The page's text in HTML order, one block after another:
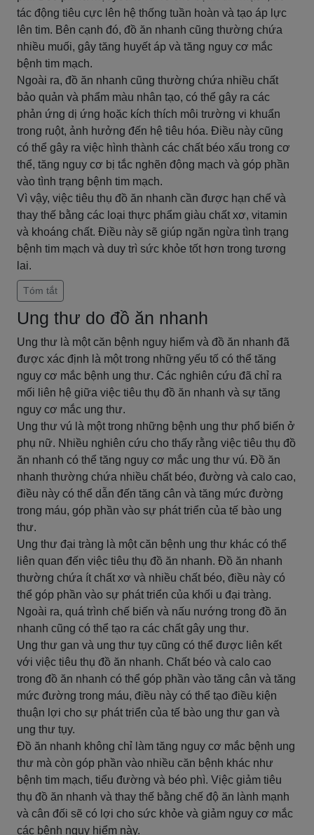
tác động tiêu cực lên hệ thống tuần hoàn và tạo áp lực
lên tim. Bên cạnh đó, đồ ăn nhanh cũng thường chứa
nhiều muối, gây tăng huyết áp và tăng nguy cơ mắc
bệnh tim mạch.
Ngoài ra, đồ ăn nhanh cũng thường chứa nhiều chất
bảo quản và phẩm màu nhân tạo, có thể gây ra các
phản ứng dị ứng hoặc kích thích môi trường vi khuẩn
trong ruột, ảnh hưởng đến hệ tiêu hóa. Điều này cũng
có thể gây ra việc hình thành các chất béo xấu trong cơ
thể, tăng nguy cơ bị tắc nghẽn động mạch và góp phần
vào tình trạng bệnh tim mạch.
Vì vậy, việc tiêu thụ đồ ăn nhanh cần được hạn chế và
thay thế bằng các loại thực phẩm giàu chất xơ, vitamin
và khoáng chất. Điều này sẽ giúp ngăn ngừa tình trạng
bệnh tim mạch và duy trì sức khỏe tốt hơn trong tương
lai.
Tóm tắt
Ung thư do đồ ăn nhanh
Ung thư là một căn bệnh nguy hiểm và đồ ăn nhanh đã
được xác định là một trong những yếu tố có thể tăng
nguy cơ mắc bệnh ung thư. Các nghiên cứu đã chỉ ra
mối liên hệ giữa việc tiêu thụ đồ ăn nhanh và sự tăng
nguy cơ mắc ung thư.
Ung thư vú là một trong những bệnh ung thư phổ biến ở
phụ nữ. Nhiều nghiên cứu cho thấy rằng việc tiêu thụ đồ
ăn nhanh có thể tăng nguy cơ mắc ung thư vú. Đồ ăn
nhanh thường chứa nhiều chất béo, đường và calo cao,
điều này có thể dẫn đến tăng cân và tăng mức đường
trong máu, góp phần vào sự phát triển của tế bào ung
thư.
Ung thư đại tràng là một căn bệnh ung thư khác có thể
liên quan đến việc tiêu thụ đồ ăn nhanh. Đồ ăn nhanh
thường chứa ít chất xơ và nhiều chất béo, điều này có
thể góp phần vào sự phát triển của khối u đại tràng.
Ngoài ra, quá trình chế biến và nấu nướng trong đồ ăn
nhanh cũng có thể tạo ra các chất gây ung thư.
Ung thư gan và ung thư tụy cũng có thể được liên kết
với việc tiêu thụ đồ ăn nhanh. Chất béo và calo cao
trong đồ ăn nhanh có thể góp phần vào tăng cân và tăng
mức đường trong máu, điều này có thể tạo điều kiện
thuận lợi cho sự phát triển của tế bào ung thư gan và
ung thư tụy.
Đồ ăn nhanh không chỉ làm tăng nguy cơ mắc bệnh ung
thư mà còn góp phần vào nhiều căn bệnh khác như
bệnh tim mạch, tiểu đường và béo phì. Việc giảm tiêu
thụ đồ ăn nhanh và thay thế bằng chế độ ăn lành mạnh
và cân đối sẽ có lợi cho sức khỏe và giảm nguy cơ mắc
các bệnh nguy hiểm này.